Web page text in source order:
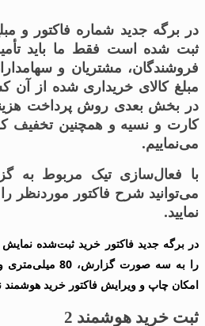
در برگه جدید شماره فاکتور و
ثبت شده است فقط ما باید
فروشندگان، مشتریان و
مبلغ کالای خریداری ‌شده از آن
در بخش بعدی روش پرداخت
کارت و نسیه و همچنین تخفیف
می‌نماییم.
با فعال‌سازی تیک مربوط به
می‌توانید شرح فاکتور موردنظر
نمایید.
در برگه جدید فاکتور خرید ثبت‌شده
امکان چاپ و ویرایش فاکتور خرید هوشمند
ثبت خرید هوشمند 2